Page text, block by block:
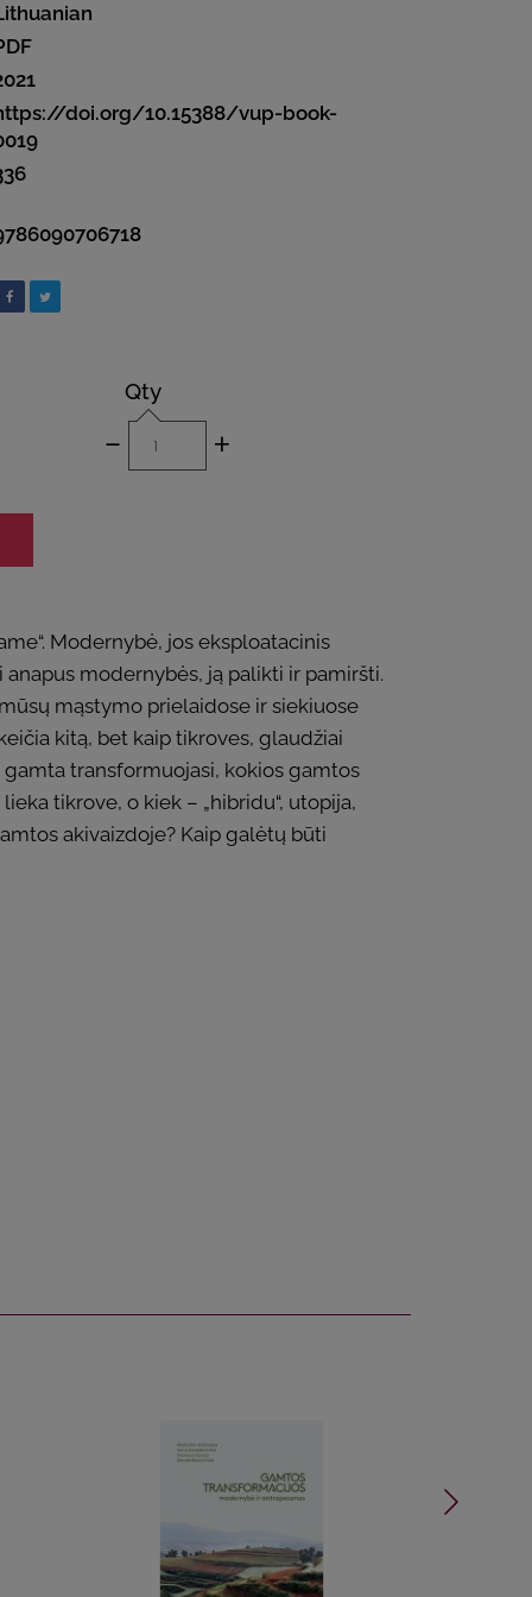
doi.org/10.15388/vup-book-
Qty
- +
Modernybė, jos eksploatacinis
modernybės, ją palikti ir pamiršti.
mąstymo prielaidose ir siekiuose
kitą, bet kaip tikroves, glaudžiai
transformuojasi, kokios gamtos
tikrove, o kiek – „hibridu“, utopija,
akivaizdoje? Kaip galėtų būti